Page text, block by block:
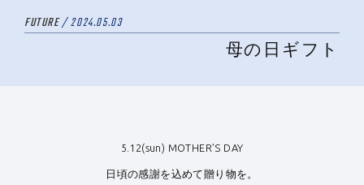
FUTURE/ 2024.05.03
母の日ギフト
5.12(sun) MOTHER’S DAY
日頃の感謝を込めて贈り物を。